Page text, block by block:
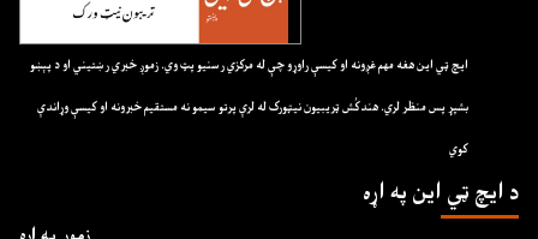
ايچ ټي اين هغه مهم غږونه او کيسې راوړو چې له مرکزي رسنيو پټ وي. زموږ خبري رښتيني او د پېښو
بشپړ پس منظر لري. هندکُش ټريبيون نيټورک له لرې پرتو سيمو نه مستقيم خبرونه او کيسې وړاندې
کوي
د ايچ ټي اين په اړه